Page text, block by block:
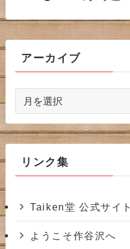
アーカイブ
カ
イ
ブリンク集
Taiken堂 公式サイト
ようこそ作谷沢へ